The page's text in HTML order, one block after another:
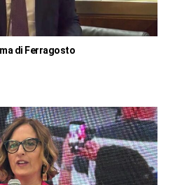
di Ferragosto